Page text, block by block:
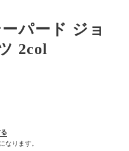
パード ジョ
2col
なります。